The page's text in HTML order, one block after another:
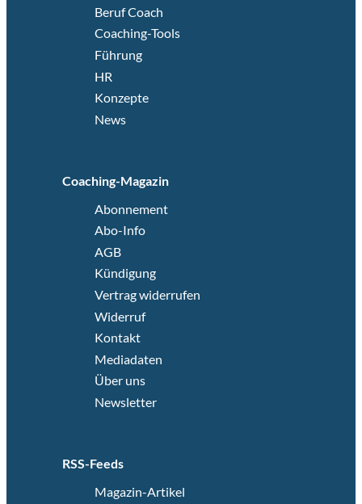
Beruf Coach
Coaching-Tools
Führung
HR
Konzepte
News
Coaching-Magazin
Abonnement
Abo-Info
AGB
Kündigung
Vertrag widerrufen
Widerruf
Kontakt
Mediadaten
Über uns
Newsletter
RSS-Feeds
Magazin-Artikel